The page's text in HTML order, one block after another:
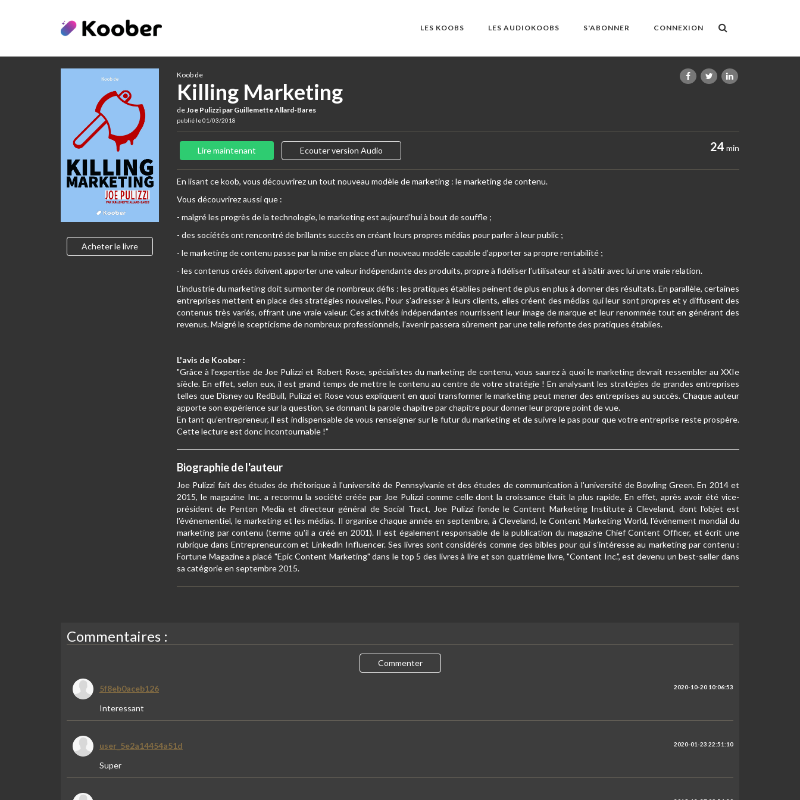
LES KOOBS LES AUDIOKOOBS S'ABONNER CONNEXION
Acheter le livre
Koob de
Killing Marketing
deJoe Pulizzi par Guillemette Allard-Bares
publié le 01/03/2018
24 min
Lire maintenant Ecouter version Audio
En lisant ce koob, vous découvrirez un tout nouveau modèle de marketing : le marketing de contenu.
Vous découvrirez aussi que :
- malgré les progrès de la technologie, le marketing est aujourd’hui à bout de souffle ;
- des sociétés ont rencontré de brillants succès en créant leurs propres médias pour parler à leur public ;
- le marketing de contenu passe par la mise en place d’un nouveau modèle capable d’apporter sa propre rentabilité ;
- les contenus créés doivent apporter une valeur indépendante des produits, propre à fidéliser l’utilisateur et à bâtir avec lui une vraie relation.
L’industrie du marketing doit surmonter de nombreux défis : les pratiques établies peinent de plus en plus à donner des résultats. En parallèle, certaines
entreprises mettent en place des stratégies nouvelles. Pour s’adresser à leurs clients, elles créent des médias qui leur sont propres et y diffusent des
contenus très variés, offrant une vraie valeur. Ces activités indépendantes nourrissent leur image de marque et leur renommée tout en générant des
revenus. Malgré le scepticisme de nombreux professionnels, l’avenir passera sûrement par une telle refonte des pratiques établies.
L'avis de Koober :
"Grâce à l’expertise de Joe Pulizzi et Robert Rose, spécialistes du marketing de contenu, vous saurez à quoi le marketing devrait ressembler au XXIe
siècle. En effet, selon eux, il est grand temps de mettre le contenu au centre de votre stratégie ! En analysant les stratégies de grandes entreprises
telles que Disney ou RedBull, Pulizzi et Rose vous expliquent en quoi transformer le marketing peut mener des entreprises au succès. Chaque auteur
apporte son expérience sur la question, se donnant la parole chapitre par chapitre pour donner leur propre point de vue.
En tant qu’entrepreneur, il est indispensable de vous renseigner sur le futur du marketing et de suivre le pas pour que votre entreprise reste prospère.
Cette lecture est donc incontournable !"
Biographie de l'auteur
Joe Pulizzi fait des études de rhétorique à l'université de Pennsylvanie et des études de communication à l'université de Bowling Green. En 2014 et
2015, le magazine Inc. a reconnu la société créée par Joe Pulizzi comme celle dont la croissance était la plus rapide. En effet, après avoir été vice-
président de Penton Media et directeur général de Social Tract, Joe Pulizzi fonde le Content Marketing Institute à Cleveland, dont l'objet est
l'événementiel, le marketing et les médias. Il organise chaque année en septembre, à Cleveland, le Content Marketing World, l'événement mondial du
marketing par contenu (terme qu'il a créé en 2001). Il est également responsable de la publication du magazine Chief Content Officer, et écrit une
rubrique dans Entrepreneur.com et Linkedln Influencer. Ses livres sont considérés comme des bibles pour qui s'intéresse au marketing par contenu :
Fortune Magazine a placé "Epic Content Marketing" dans le top 5 des livres à lire et son quatrième livre, "Content Inc.", est devenu un best-seller dans
sa catégorie en septembre 2015.
Commentaires :
Commenter
5f8eb0aceb126 2020-10-20 10:06:53
Interessant
user_5e2a14454a51d 2020-01-23 22:51:10
Super